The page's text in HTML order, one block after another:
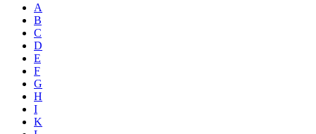
A
B
C
D
E
F
G
H
I
K